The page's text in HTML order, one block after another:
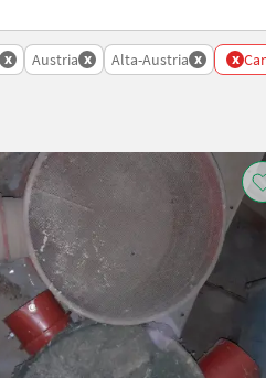
x Austria x Alta-Austria x x